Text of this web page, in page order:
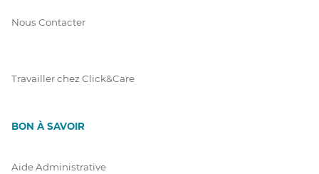
Nous Contacter
Travailler chez Click&Care
BON À SAVOIR
Aide Administrative